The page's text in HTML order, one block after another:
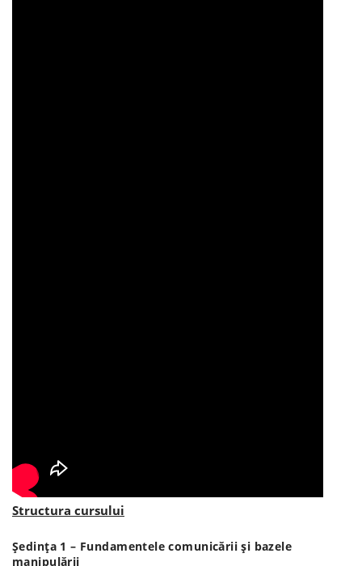
Structura cursului
Şedinţa 1 – Fundamentele comunicării şi bazele
manipulării